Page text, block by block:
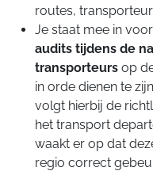
routes,
Je staat mee in
audits tijdens de
transporteurs op
in orde dienen te
volgt hierbij de
het transport
waakt er op dat
regio correct